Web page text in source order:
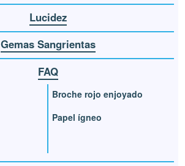
Lucidez
Gemas Sangrientas
FAQ
Broche rojo enjoyado
Papel ígneo